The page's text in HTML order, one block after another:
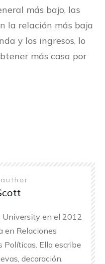
más bajo, las
la relación más baja
y los ingresos, lo
más casa por
University en el 2012
en Relaciones
Políticas. Ella escribe
decoración,